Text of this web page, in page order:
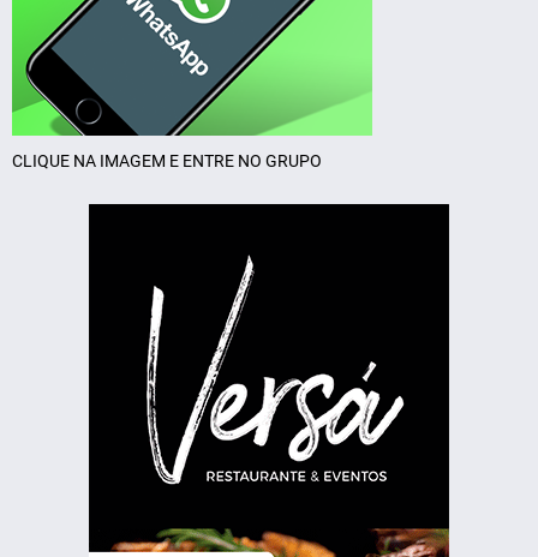
CLIQUE NA IMAGEM E ENTRE NO GRUPO